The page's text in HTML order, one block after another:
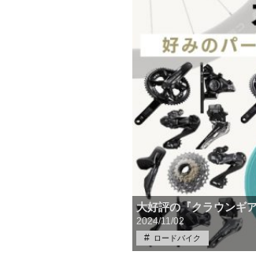
大好評の『クラウンギ
2024/11/02
ロードバイク